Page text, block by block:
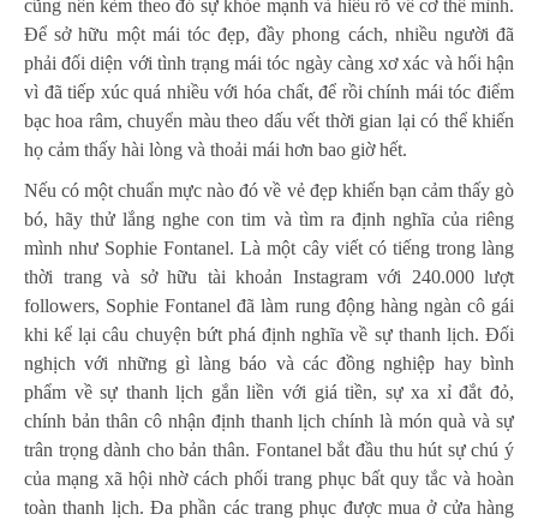
cũng nên kèm theo đó sự khỏe mạnh và hiểu rõ về cơ thể mình.
Để sở hữu một mái tóc đẹp, đầy phong cách, nhiều người đã
phải đối diện với tình trạng mái tóc ngày càng xơ xác và hối hận
vì đã tiếp xúc quá nhiều với hóa chất, để rồi chính mái tóc điểm
bạc hoa râm, chuyển màu theo dấu vết thời gian lại có thể khiến
họ cảm thấy hài lòng và thoải mái hơn bao giờ hết.
Nếu có một chuẩn mực nào đó về vẻ đẹp khiến bạn cảm thấy gò
bó, hãy thử lắng nghe con tim và tìm ra định nghĩa của riêng
mình như Sophie Fontanel. Là một cây viết có tiếng trong làng
thời trang và sở hữu tài khoản Instagram với 240.000 lượt
followers, Sophie Fontanel đã làm rung động hàng ngàn cô gái
khi kể lại câu chuyện bứt phá định nghĩa về sự thanh lịch. Đối
nghịch với những gì làng báo và các đồng nghiệp hay bình
phẩm về sự thanh lịch gắn liền với giá tiền, sự xa xỉ đắt đỏ,
chính bản thân cô nhận định thanh lịch chính là món quà và sự
trân trọng dành cho bản thân. Fontanel bắt đầu thu hút sự chú ý
của mạng xã hội nhờ cách phối trang phục bất quy tắc và hoàn
toàn thanh lịch. Đa phần các trang phục được mua ở cửa hàng